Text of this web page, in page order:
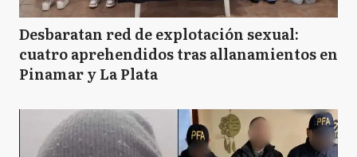
Desbaratan red de explotación sexual:
cuatro aprehendidos tras allanamientos en
Pinamar y La Plata